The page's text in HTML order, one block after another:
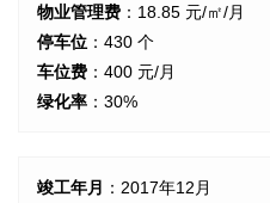
物业管理费 ：18.85 元/㎡/月
停车位 ：430 个
车位费 ：400 元/月
绿化率 ：30%
竣工年月
：2017年12月